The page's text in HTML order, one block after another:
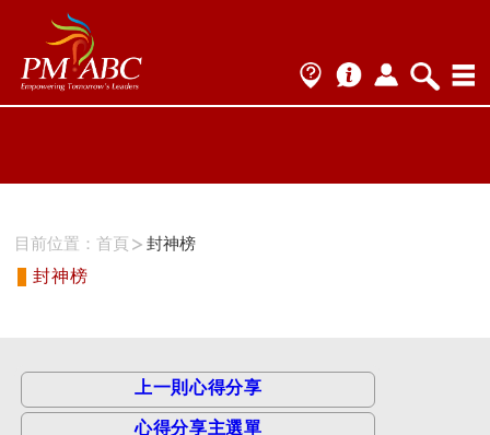
ProName1=
Scategory=11
ProName2=PMI-RMP
Scategory=11
目前位置：首頁
封神榜
封神榜
上一則心得分享
心得分享主選單